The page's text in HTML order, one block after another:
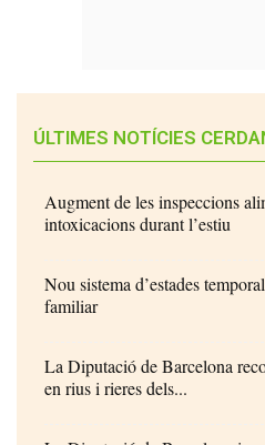
ÚLTIMES NOTÍCIES
Augment de les inspeccions
intoxicacions durant l’estiu
Nou sistema d’estades
familiar
La Diputació de Barcelona
en rius i rieres dels...